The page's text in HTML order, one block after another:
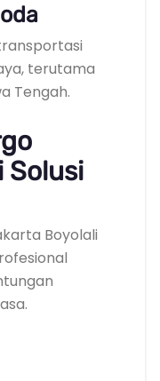
terutama
Tengah.
Solusi
Boyolali